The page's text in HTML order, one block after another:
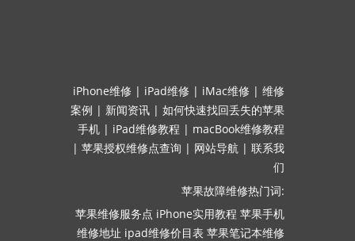
iPhone维修 | iPad维修 | iMac维修 | 维修
案例 | 新闻资讯 | 如何快速找回丢失的苹果
手机 | iPad维修教程 | macBook维修教程
| 苹果授权维修点查询 | 网站导航 | 联系我
们
苹果故障维修热门词:
苹果维修服务点 iPhone实用教程 苹果手机
维修地址 ipad维修价目表 苹果笔记本维修